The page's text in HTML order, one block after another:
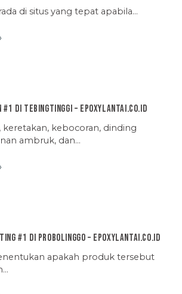
di situs yang tepat apabila…
#1 di Tebingtinggi – EpoxyLantai.co.id
keretakan, kebocoran, dinding
ambruk, dan…
#1 di Probolinggo – EpoxyLantai.co.id
apakah produk tersebut